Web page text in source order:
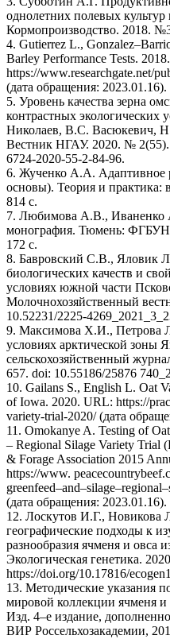
однолетних полевых
Кормопроизводство. 2018.
4. Gutierrez L.,
Barley Performance Tests.
https://www.researchgate.net/
(дата обращения: 2023.01.16).
5. Уровень качества зерна
контрастных
Николаев, В.С. Васюкевич,
Вестник НГАУ. 2020. №
6724-2020-55-2-84-96.
6. Жученко А.А. Адаптивное
основы). Теория и практика:
814 с.
7. Любимова А.В., Иваненко
монография. Тюмень:
172 с.
8. Бавровский С.В., Яловик
биологических качеств и
условиях южной части
Молочнохозяйственный
10.52231/2225-
9. Максимова Х.И., Петрова
условиях арктической
сельскохозяйственный
657. doi: 10.55186/25876
10. Gailans S., English L. Oat
of Iowa. 2020. URL: https://
variety-trial-2020/ (дата
11. Omokanye A. Testing of
– Regional Silage Variety Trial
& Forage Association 2015
https://www.
(дата обращения: 2023.01.16).
12. Лоскутов И.Г.,
географические подходы к
разнообразия ячменя и овса
Экологическая генетика.
https://doi.org/10.17816/
13. Методические указания
мировой коллекции ячменя и
Изд. 4–е издание,
ВИР Россельхозакадемии,